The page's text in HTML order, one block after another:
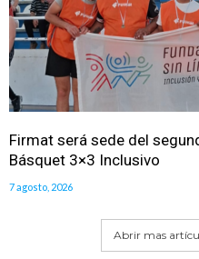
Firmat será sede del
Básquet 3×3 Inclusivo
7 agosto, 2026
Abrir mas